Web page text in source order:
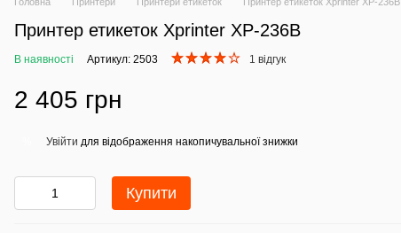
Принтер етикеток Xprinter XP-236B
В наявності Артикул: 2503 1 відгук
2 405 грн
Увійти для відображення накопичувальної знижки
Купити